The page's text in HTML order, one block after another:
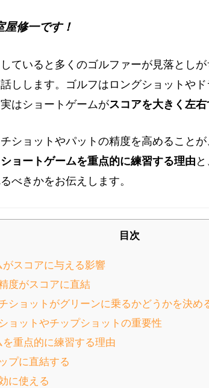
屋修一です！
ていると多くのゴルファーが見落としが
しします。ゴルフはロングショットや
はショートゲームがスコアを大きく左右
ショットやパットの精度を高めること
ショートゲームを重点的に練習する理由
べきかをお伝えします。
目次
スコアに与える影響
度がスコアに直結
ショットがグリーンに乗るかどうかを決め
ョットやチップショットの重要性
重点的に練習する理由
プに直結する
に使える